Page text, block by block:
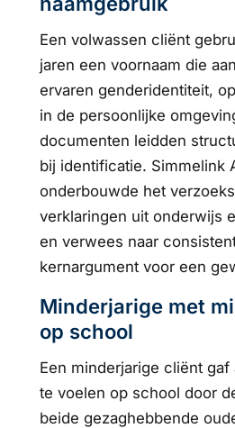
Een volwassen cliënt
jaren een voornaam die
ervaren genderidentiteit,
in de persoonlijke
documenten leidden
bij identificatie. Simmelink
onderbouwde het
verklaringen uit onderwijs
en verwees naar
kernargument voor een
Minderjarige met
op school
Een minderjarige cliënt
te voelen op school door
beide gezaghebbende